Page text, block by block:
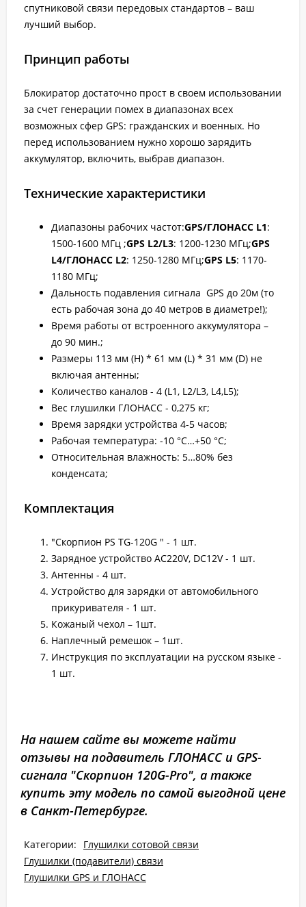
спутниковой связи передовых стандартов – ваш
лучший выбор.
Принцип работы
Блокиратор достаточно прост в своем использовании
за счет генерации помех в диапазонах всех
возможных сфер GPS: гражданских и военных. Но
перед использованием нужно хорошо зарядить
аккумулятор, включить, выбрав диапазон.
Технические характеристики
Диапазоны рабочих частот:GPS/ГЛОНАСС L1:
1500-1600 МГц ;GPS L2/L3: 1200-1230 МГц;GPS
L4/ГЛОНАСС L2: 1250-1280 МГц;GPS L5: 1170-
1180 МГц;
Дальность подавления сигнала GPS до 20м (то
есть рабочая зона до 40 метров в диаметре!);
Время работы от встроенного аккумулятора –
до 90 мин.;
Размеры 113 мм (H) * 61 мм (L) * 31 мм (D) не
включая антенны;
Количество каналов - 4 (L1, L2/L3, L4,L5);
Вес глушилки ГЛОНАСС - 0,275 кг;
Время зарядки устройства 4-5 часов;
Рабочая температура: -10 °С…+50 °С;
Относительная влажность: 5…80% без
конденсата;
Комплектация
"Скорпион PS TG-120G " - 1 шт.
Зарядное устройство AC220V, DC12V - 1 шт.
Антенны - 4 шт.
Устройство для зарядки от автомобильного
прикуривателя - 1 шт.
Кожаный чехол – 1шт.
Наплечный ремешок – 1шт.
Инструкция по эксплуатации на русском языке -
1 шт.
На нашем сайте вы можете найти
отзывы на подавитель ГЛОНАСС и GPS-
сигнала "Скорпион 120G-Pro", а также
купить эту модель по самой выгодной цене
в Санкт-Петербурге.
Категории:
Глушилки сотовой связи
Глушилки (подавители) связи
Глушилки GPS и ГЛОНАСС